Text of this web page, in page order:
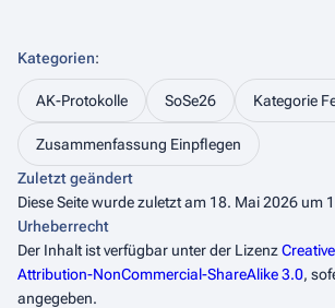
Kategorien:
AK-Protokolle SoSe26 Kategorie
Zusammenfassung Einpflegen
Zuletzt geändert
Diese Seite wurde zuletzt am 18. Mai 2026 um
Urheberrecht
Der Inhalt ist verfügbar unter der Lizenz
Attribution-NonCommercial-ShareAlike 3.0,
angegeben.